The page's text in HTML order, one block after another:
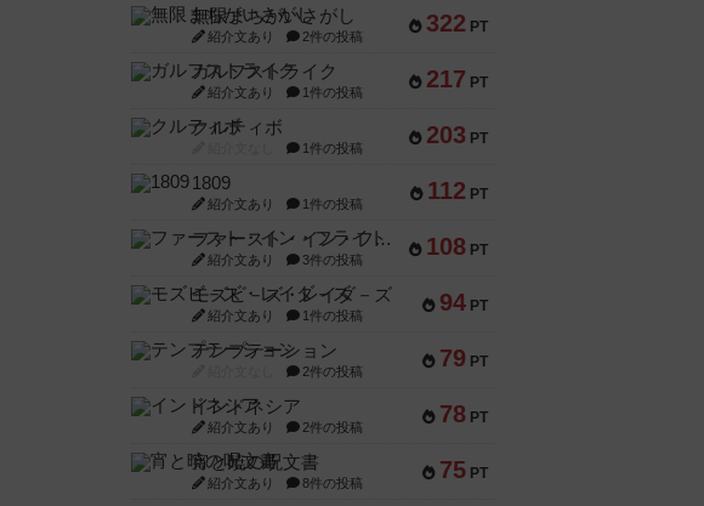
322 PT
無限まちがいさがし
紹介文あり 2件の投稿
217 PT
ガルフストライク
紹介文あり 1件の投稿
203 PT
クルティボ
1件の投稿
112 PT
1809
紹介文あり 1件の投稿
108 PT
ファースト・イン・フライト
紹介文あり 3件の投稿
94 PT
モズビ－ズ・レイダ－ズ
紹介文あり 1件の投稿
79 PT
テンプテーション
2件の投稿
78 PT
インドネシア
紹介文あり 2件の投稿
75 PT
宵と暁の呪文書
紹介文あり 8件の投稿